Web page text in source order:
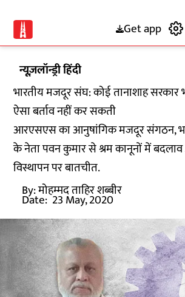
Get app
न्यूज़लॉन्ड्री हिंदी
भारतीय मजदूर संघ: कोई तानाशाह
ऐसा बर्ताव नहीं कर सकती
आरएसएस का आनुषांगिक मजदूर संगठन,
के नेता पवन कुमार से श्रम कानूनों में
विस्थापन पर बातचीत.
By:मोहम्मद ताहिर शब्बीर
Date: 23 May, 2020